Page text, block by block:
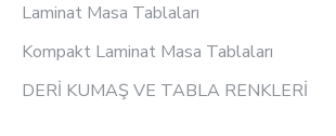
Laminat Masa Tablaları
Kompakt Laminat Masa Tablaları
DERİ KUMAŞ VE TABLA RENKLERİ